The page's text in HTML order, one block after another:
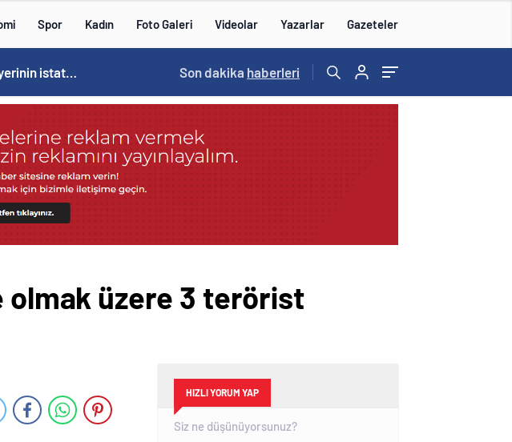
Spor Kadın Foto Galeri Videolar Yazarlar Gazeteler
Cristiano Ronaldo’nun akıllara zarar tüm kariyerinin istatistiğini çıkardık ! 14:57 /
Son dakika haberleri
olmak üzere 3 terörist
HIZLI YORUM YAP